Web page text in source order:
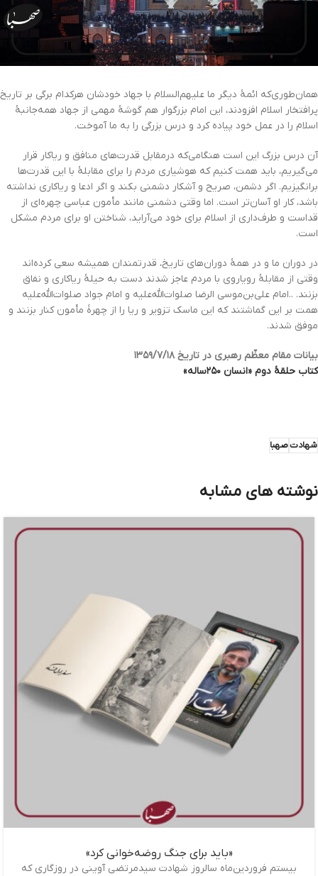
همان‌طوری‌که ائمۀ دیگر ما علیهم‌السلام با جهاد خودشان هرکدام برگی بر تاریخ
پرافتخار اسلام افزودند، این امام بزرگوار هم گوشۀ مهمی از جهاد همه‌جانبۀ
اسلام را در عمل خود پیاده کرد و درس بزرگی را به ما آموخت.
آن درس بزرگ این است هنگامی‌که درمقابل قدرت‌های منافق و ریاکار قرار
می‌گیریم، باید همت کنیم که هوشیاری مردم را برای مقابلۀ با این قدرت‌ها
برانگیزیم. اگر دشمن، صریح و آشکار دشمنی بکند و اگر ادعا و ریاکاری نداشته
باشد، کار او آسان‌تر است. اما وقتی دشمنی مانند مأمون عباسی چهره‌ای از
قداست و طرف‌داری از اسلام برای خود می‌آراید، شناختن او برای مردم مشکل
است.
در دوران ما و در همۀ دوران‌های تاریخ، قدرتمندان همیشه سعی کرده‌اند
وقتی از مقابلۀ رویاروی با مردم عاجز شدند دست به حیلۀ ریاکاری و نفاق
بزنند. ..امام علی‌بن‌موسی الرضا صلوات‌الله‌علیه و امام جواد صلوات‌الله‌علیه
همت بر این گماشتند که این ماسک تزویر و ریا را از چهرۀ مأمون کنار بزنند و
موفق شدند.
بیانات مقام معظّم رهبری در تاریخ ۱۳۵۹/۷/۱۸
کتاب حلقۀ دوم «انسان ۲۵۰ساله»
شهادتصهبا
نوشته های مشابه
«باید برای جنگ روضه‌خوانی کرد»
بیستم فروردین‌ماه سالروز شهادت سیدمرتضی آوینی در روزگاری که